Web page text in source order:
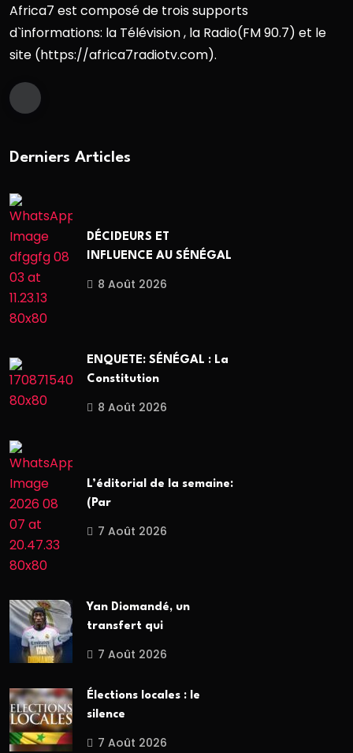
Africa7 est composé de trois supports
d`informations: la Télévision , la Radio(FM 90.7) et le
site (https://africa7radiotv.com).
Derniers Articles
DÉCIDEURS ET
INFLUENCE AU SÉNÉGAL
8 Août 2026
ENQUETE: SÉNÉGAL : La
Constitution
8 Août 2026
L’éditorial de la semaine:
(Par
7 Août 2026
Yan Diomandé, un
transfert qui
7 Août 2026
Élections locales : le
silence
7 Août 2026